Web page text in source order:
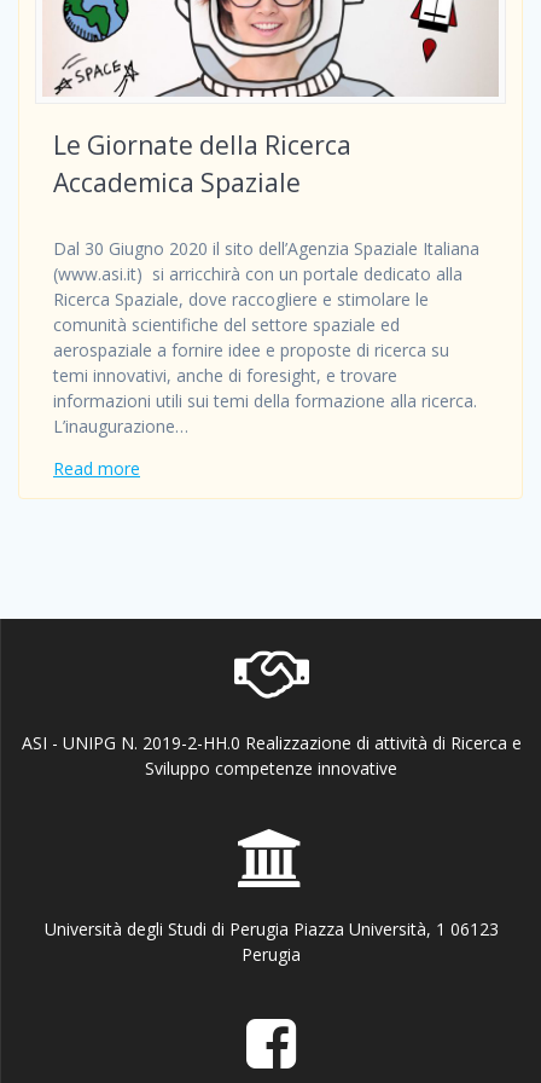
Le Giornate della Ricerca
Accademica Spaziale
Dal 30 Giugno 2020 il sito dell’Agenzia Spaziale Italiana
(www.asi.it) si arricchirà con un portale dedicato alla
Ricerca Spaziale, dove raccogliere e stimolare le
comunità scientifiche del settore spaziale ed
aerospaziale a fornire idee e proposte di ricerca su
temi innovativi, anche di foresight, e trovare
informazioni utili sui temi della formazione alla ricerca.
L’inaugurazione…
Read more
ASI - UNIPG N. 2019-2-HH.0 Realizzazione di attività di Ricerca e
Sviluppo competenze innovative
Università degli Studi di Perugia Piazza Università, 1 06123
Perugia